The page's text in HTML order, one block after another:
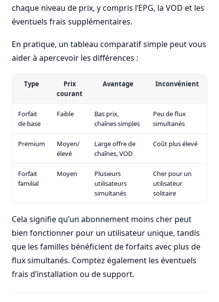
chaque niveau de prix, y compris l’EPG, la VOD et les
éventuels frais supplémentaires.
En pratique, un tableau comparatif simple peut vous
aider à apercevoir les différences :
Type
Prix
courant
Avantage Inconvénient
Forfait
de base
Faible
Bas prix,
chaînes simples
Peu de flux
simultanés
Premium
Moyen/
élevé
Large offre de
chaînes, VOD
Coût plus élevé
Forfait
familial
Moyen
Plusieurs
utilisateurs
simultanés
Cher pour un
utilisateur
solitaire
Cela signifie qu’un abonnement moins cher peut
bien fonctionner pour un utilisateur unique, tandis
que les familles bénéficient de forfaits avec plus de
flux simultanés. Comptez également les éventuels
frais d’installation ou de support.